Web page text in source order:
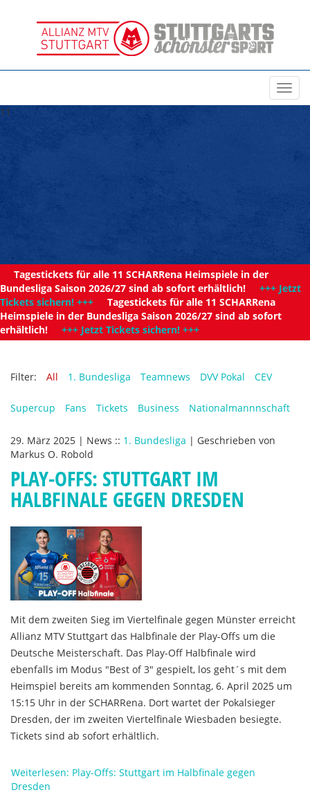
11
Tagestickets für alle 11 SCHARRena Heimspiele in der
Bundesliga Saison 2026/27 sind ab sofort erhältlich! +++ Jetzt
Tickets sichern! +++ Tagestickets für alle 11 SCHARRena
Heimspiele in der Bundesliga Saison 2026/27 sind ab sofort
erhältlich! +++ Jetzt Tickets sichern! +++
Filter: All 1. Bundesliga Teamnews DVV Pokal CEV
Supercup Fans Tickets Business Nationalmannnschaft
29. März 2025 | News :: 1. Bundesliga | Geschrieben von
Markus O. Robold
PLAY-OFFS: STUTTGART IM
HALBFINALE GEGEN DRESDEN
Mit dem zweiten Sieg im Viertelfinale gegen Münster erreicht
Allianz MTV Stuttgart das Halbfinale der Play-Offs um die
Deutsche Meisterschaft. Das Play-Off Halbfinale wird
ebenfalls im Modus "Best of 3" gespielt, los geht´s mit dem
Heimspiel bereits am kommenden Sonntag, 6. April 2025 um
15:15 Uhr in der SCHARRena. Dort wartet der Pokalsieger
Dresden, der im zweiten Viertelfinale Wiesbaden besiegte.
Tickets sind ab sofort erhältlich.
Weiterlesen: Play-Offs: Stuttgart im Halbfinale gegen
Dresden